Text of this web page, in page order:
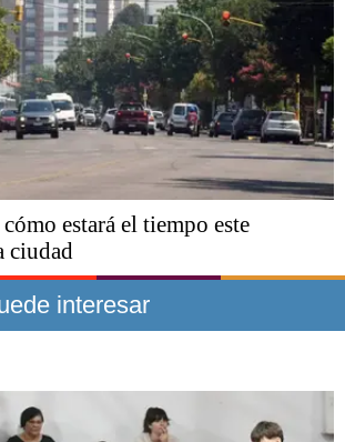
estará el tiempo este
ciudad
interesar